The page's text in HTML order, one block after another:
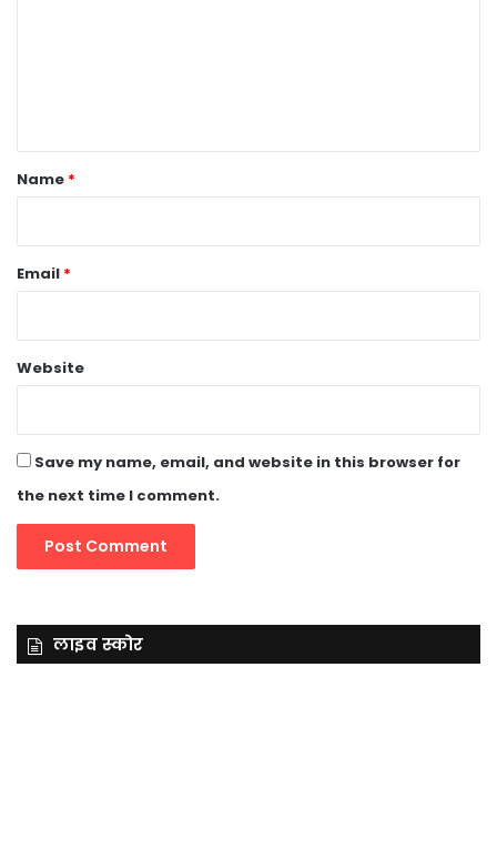
*
Name *
Email *
Website
Save my name, email, and website in this browser for
the next time I comment.
लाइव स्कोर